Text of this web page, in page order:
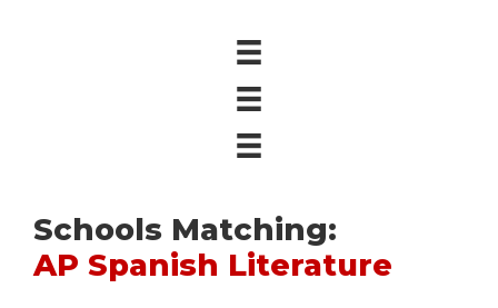
Schools Matching:
AP Spanish Literature